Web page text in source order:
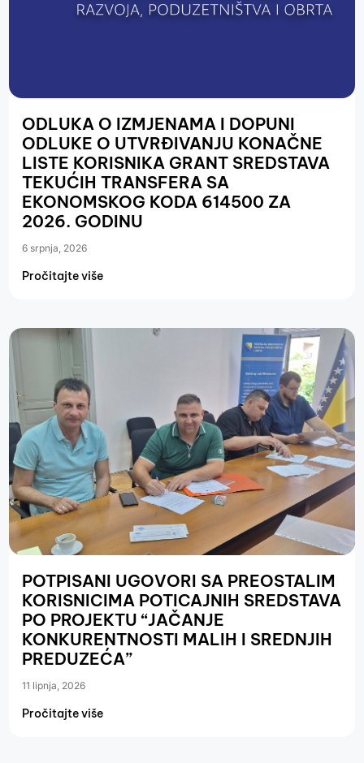
ODLUKA O IZMJENAMA I DOPUNI
ODLUKE O UTVRĐIVANJU KONAČNE
LISTE KORISNIKA GRANT SREDSTAVA
TEKUĆIH TRANSFERA SA
EKONOMSKOG KODA 614500 ZA
2026. GODINU
6 srpnja, 2026
Pročitajte više
POTPISANI UGOVORI SA PREOSTALIM
KORISNICIMA POTICAJNIH SREDSTAVA
PO PROJEKTU “JAČANJE
KONKURENTNOSTI MALIH I SREDNJIH
PREDUZEĆA”
11 lipnja, 2026
Pročitajte više